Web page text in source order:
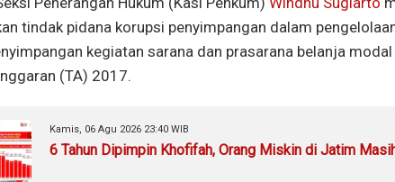
tindak pidana korupsi penyimpangan dalam
kegiatan sarana dan prasarana belanja
(TA) 2017.
Kamis, 06 Agu 2026 23:40 WIB
6 Tahun Dipimpin Khofifah, Orang Miskin di Jatim